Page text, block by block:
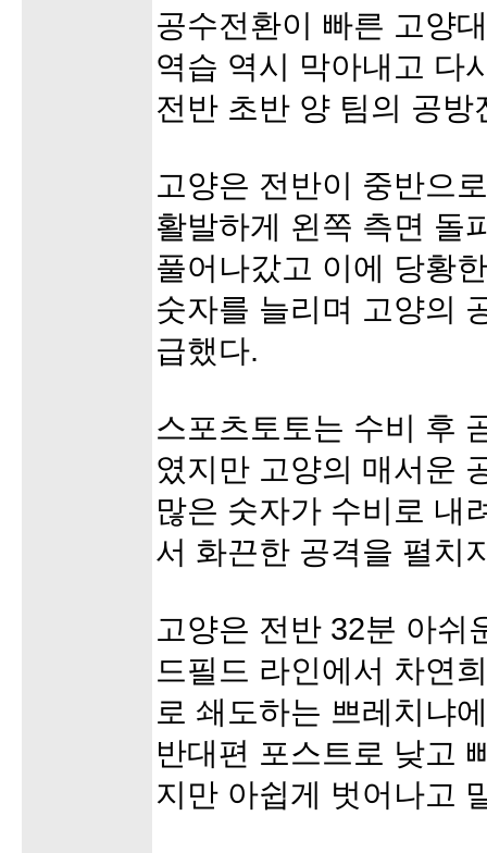
공수전환이 빠른 고양
역습 역시 막아내고 다
전반 초반 양 팀의 공
고양은 전반이 중반으
활발하게 왼쪽 측면 돌
풀어나갔고 이에 당황
숫자를 늘리며 고양의
급했다.
스포츠토토는 수비 후
였지만 고양의 매서운
많은 숫자가 수비로 내
서 화끈한 공격을 펼치
고양은 전반 32분 아쉬
드필드 라인에서 차연
로 쇄도하는 쁘레치냐
반대편 포스트로 낮고
지만 아쉽게 벗어나고